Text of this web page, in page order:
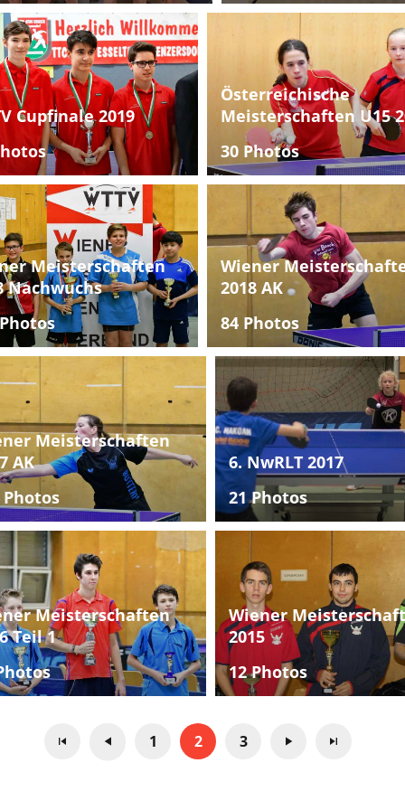
Cupfinale 2019
Österreichische
Meisterschaften U15
30 Photos
Meisterschaften
Nachwuchs
Wiener
2018 AK
84 Photos
Meisterschaften
AK
Photos
6. NwRLT 2017
21 Photos
Meisterschaften
Teil 1
Wiener
2015
12 Photos
1 2 3